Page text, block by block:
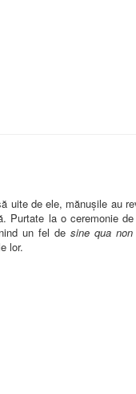
uite de ele, mănușile au
Purtate la o ceremonie
un fel de sine qua non
lor.